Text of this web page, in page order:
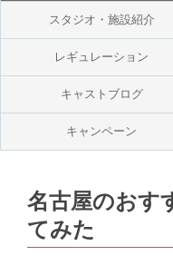
スタジオ・施設紹介
レギュレーション
キャストブログ
キャンペーン
名古屋のおす
てみた